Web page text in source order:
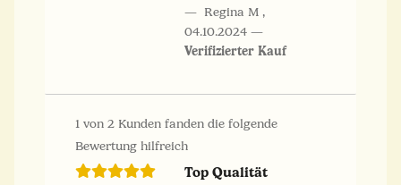
Regina M ,
04.10.2024
Verifizierter Kauf
1 von 2 Kunden fanden die folgende
Bewertung hilfreich
Top Qualität